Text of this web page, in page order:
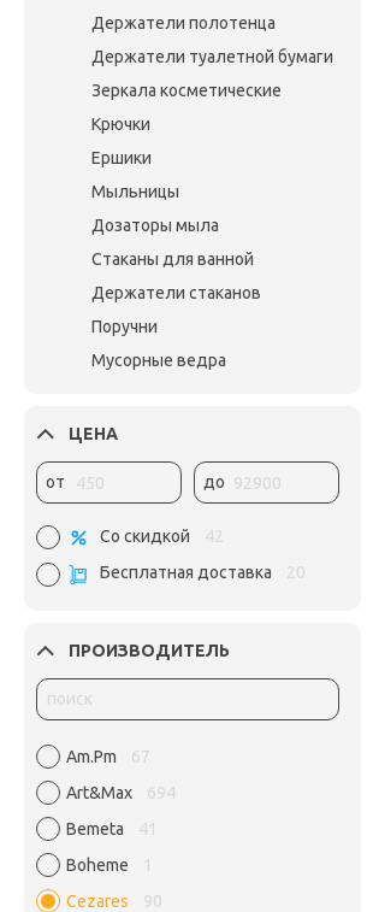
Держатели полотенца
Держатели туалетной бумаги
Зеркала косметические
Крючки
Ершики
Мыльницы
Дозаторы мыла
Стаканы для ванной
Держатели стаканов
Поручни
Мусорные ведра
ЦЕНА
от до
Со скидкой
42
Бесплатная доставка
20
ПРОИЗВОДИТЕЛЬ
Am.Pm
67
Art&Max
694
Bemeta
41
Boheme
1
Cezares
90